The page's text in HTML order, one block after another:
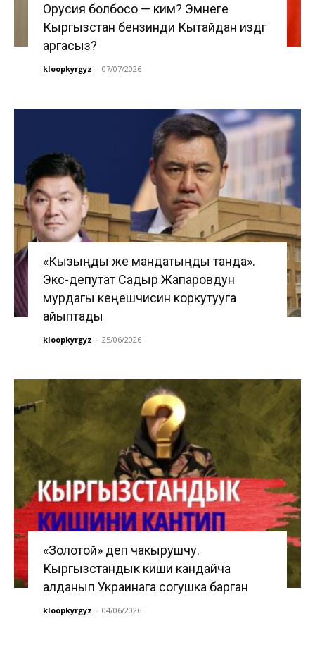
Орусия болбосо — ким? Эмнеге
Кыргызстан бензинди Кытайдан издөөгө
аргасыз?
kloopkyrgyz - 07/07/2026
«Кызыңды же мандатыңды танда».
Экс-депутат Садыр Жапаровдун
мурдагы кеңешчисин коркутууга
айыптады
kloopkyrgyz - 25/06/2026
«Золотой» деп чакырушчу.
Кыргызстандык киши кандайча
алданып Украинага согушка барган
kloopkyrgyz - 04/06/2026